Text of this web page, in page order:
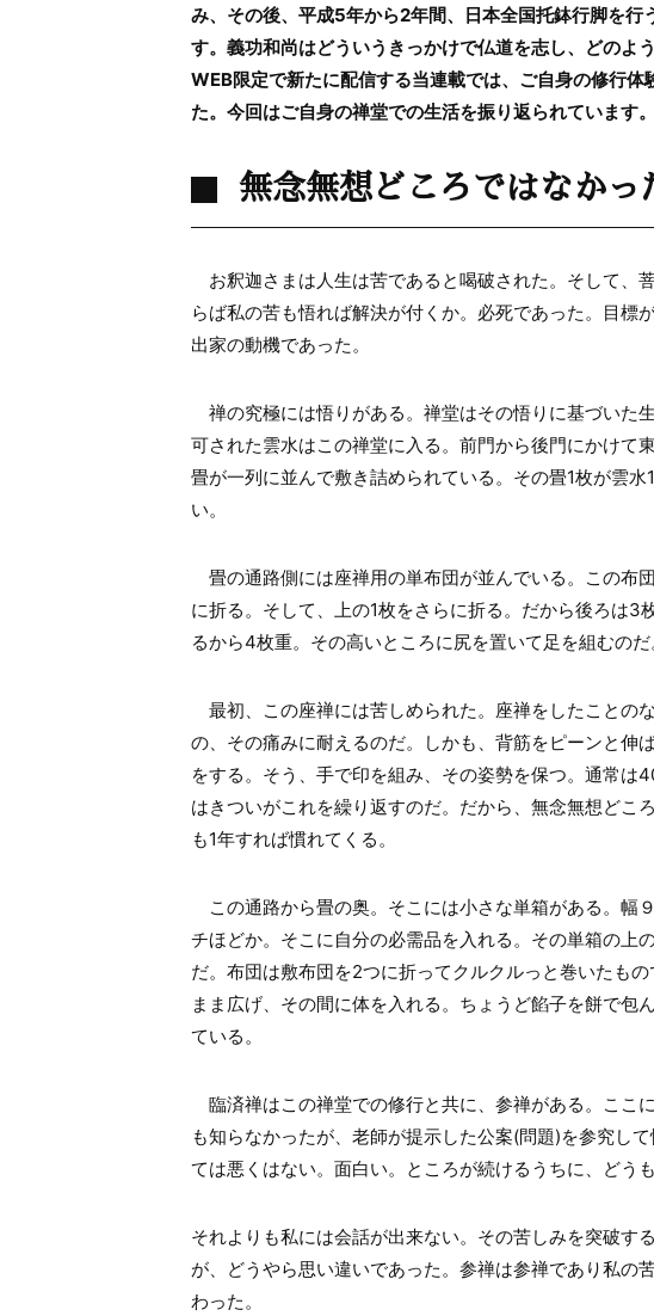
み、その後、平成5年から2年間、日本全国托鉢行脚を
す。義功和尚はどういうきっかけで仏道を志し、どのよ
WEB限定で新たに配信する当連載では、ご自身の修行
た。今回はご自身の禅堂での生活を振り返られています。
無念無想どころではなかっ
お釈迦さまは人生は苦であると喝破された。そして、
らば私の苦も悟れば解決が付くか。必死であった。目標
出家の動機であった。
禅の究極には悟りがある。禅堂はその悟りに基づいた
可された雲水はこの禅堂に入る。前門から後門にかけて
畳が一列に並んで敷き詰められている。その畳1枚が雲
い。
畳の通路側には座禅用の単布団が並んでいる。この布
に折る。そして、上の1枚をさらに折る。だから後ろは
るから4枚重。その高いところに尻を置いて足を組むのだ
最初、この座禅には苦しめられた。座禅をしたことの
の、その痛みに耐えるのだ。しかも、背筋をピーンと伸
をする。そう、手で印を組み、その姿勢を保つ。通常は
はきついがこれを繰り返すのだ。だから、無念無想どこ
も1年すれば慣れてくる。
この通路から畳の奥。そこには小さな単箱がある。幅
チほどか。そこに自分の必需品を入れる。その単箱の上
だ。布団は敷布団を2つに折ってクルクルっと巻いたも
まま広げ、その間に体を入れる。ちょうど餡子を餅で包
ている。
臨済禅はこの禅堂での修行と共に、参禅がある。ここ
も知らなかったが、老師が提示した公案(問題)を参究し
ては悪くはない。面白い。ところが続けるうちに、どう
それよりも私には会話が出来ない。その苦しみを突破す
が、どうやら思い違いであった。参禅は参禅であり私の
わった。